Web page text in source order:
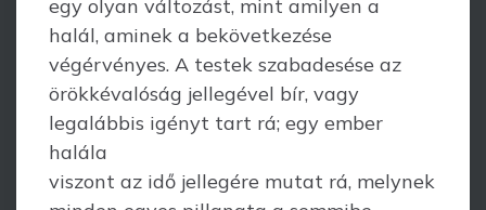
egy olyan változást, mint amilyen a
halál, aminek a bekövetkezése
végérvényes. A testek szabadesése az
örökkévalóság jellegével bír, vagy
legalábbis igényt tart rá; egy ember
halála
viszont az idő jellegére mutat rá, melynek